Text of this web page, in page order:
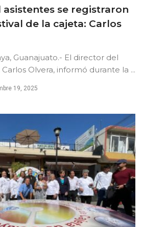
asistentes se registraron
de la cajeta: Carlos
Guanajuato.- El director del
Olvera, informó durante la ...
19, 2025